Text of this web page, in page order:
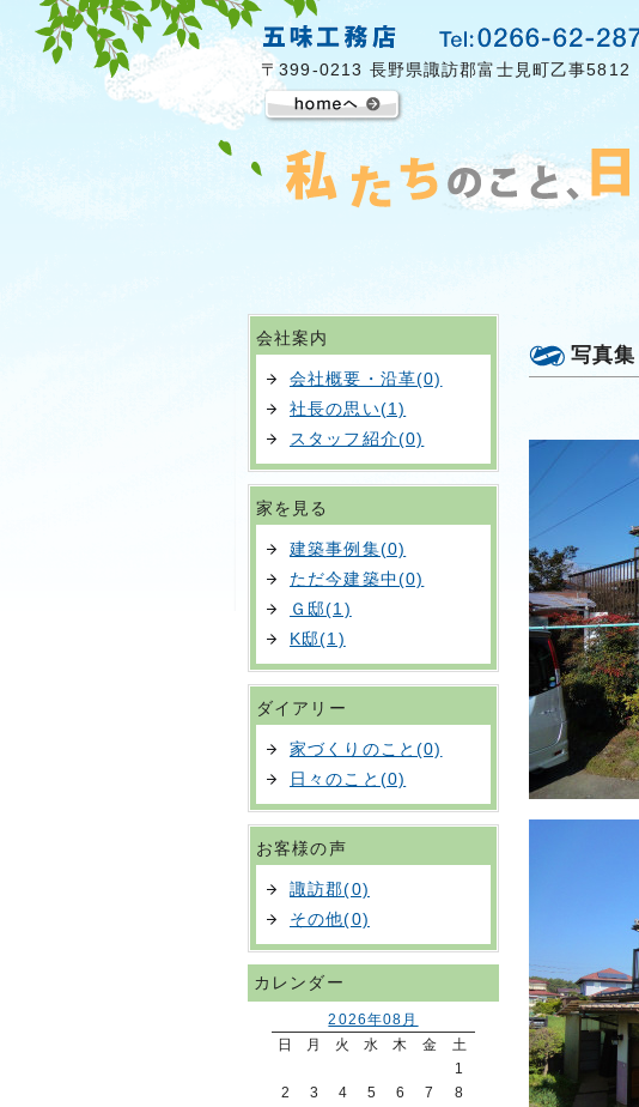
〒399-0213 長野県諏訪郡富士見町乙事5812
会社案内
会社概要・沿革(0)
社長の思い(1)
スタッフ紹介(0)
家を見る
建築事例集(0)
ただ今建築中(0)
Ｇ邸(1)
K邸(1)
ダイアリー
家づくりのこと(0)
日々のこと(0)
お客様の声
諏訪郡(0)
その他(0)
カレンダー
2026年08月
日
月 火 水 木 金
土
1
2
3 4 5 6 7
8
写真集